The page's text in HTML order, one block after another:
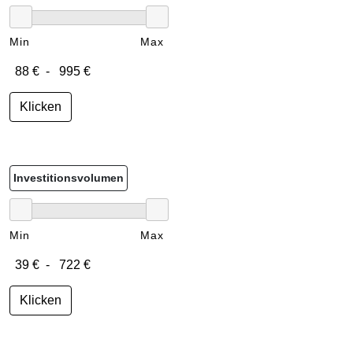
Min Max
Klicken
Investitionsvolumen
Min Max
Klicken